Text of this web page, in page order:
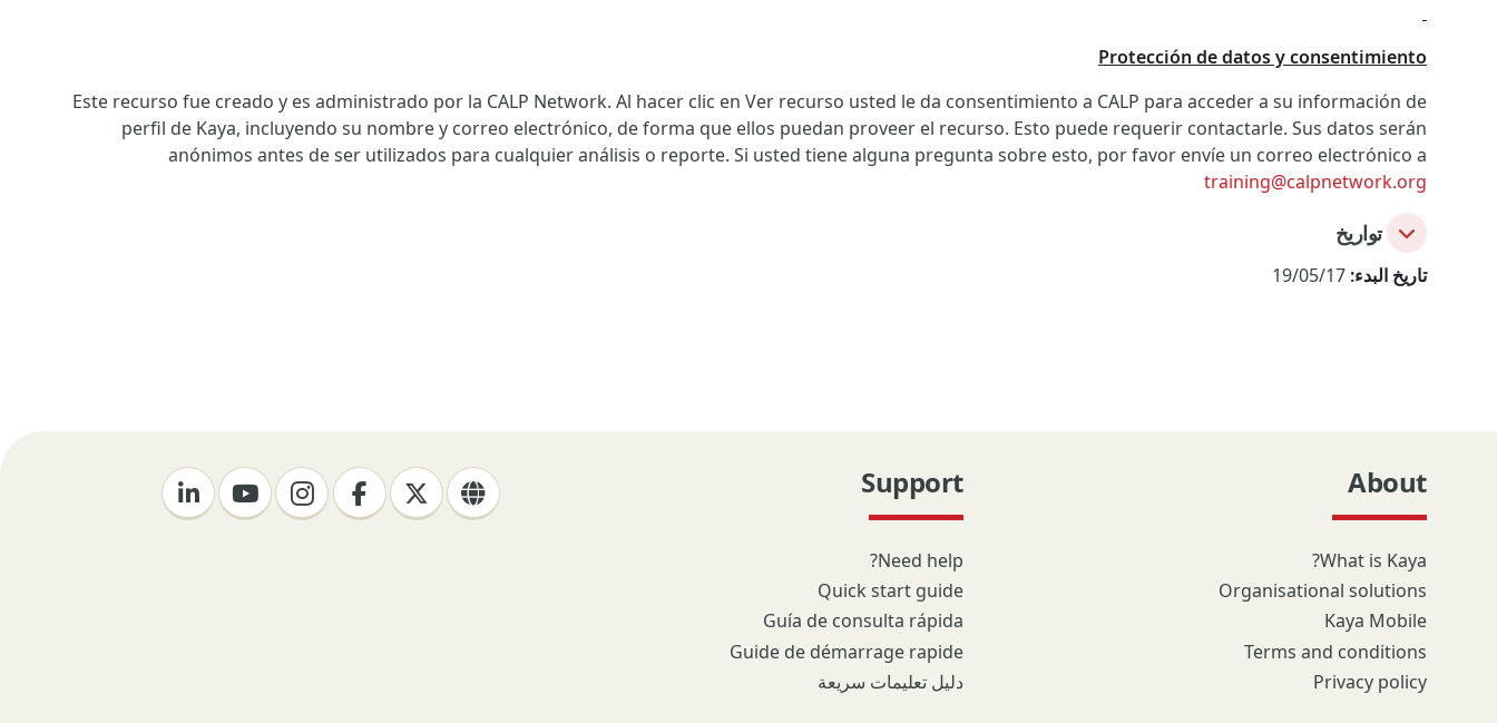
Protección de datos y consentimiento
Este recurso fue creado y es administrado por la CALP Network. Al hacer clic en Ver recurso usted le da consentimiento a CALP para acceder a su información de
perfil de Kaya, incluyendo su nombre y correo electrónico, de forma que ellos puedan proveer el recurso. Esto puede requerir contactarle. Sus datos serán
anónimos antes de ser utilizados para cualquier análisis o reporte. Si usted tiene alguna pregunta sobre esto, por favor envíe un correo electrónico a
training@calpnetwork.org
تواريخ
تاريخ البدء:
About
What is Kaya?
Organisational solutions
Kaya Mobile
Terms and conditions
Privacy policy
Support
Need help?
Quick start guide
Guía de consulta rápida
Guide de démarrage rapide
دليل تعليمات سريعة